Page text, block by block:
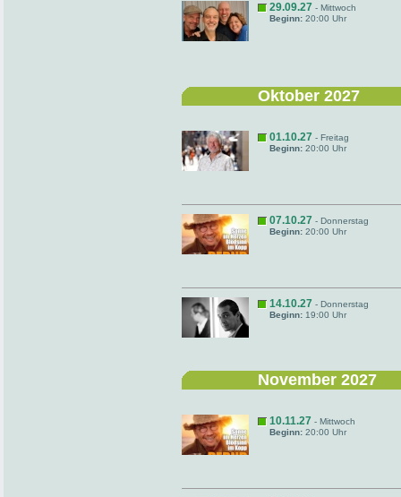
29.09.27 - Mittwoch
Beginn: 20:00 Uhr
Oktober 2027
01.10.27 - Freitag
Beginn: 20:00 Uhr
07.10.27 - Donnerstag
Beginn: 20:00 Uhr
14.10.27 - Donnerstag
Beginn: 19:00 Uhr
November 2027
10.11.27 - Mittwoch
Beginn: 20:00 Uhr